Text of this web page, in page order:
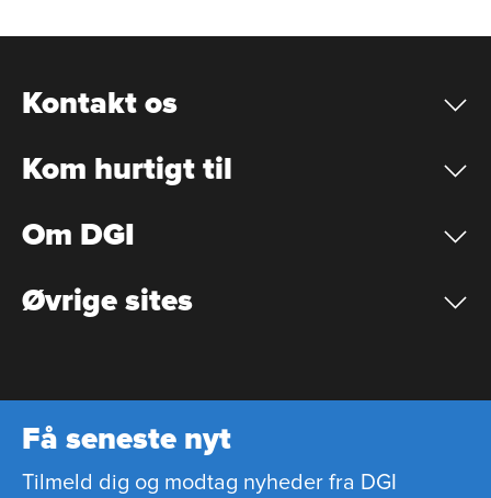
Kontakt os
Kom hurtigt til
Om DGI
Øvrige sites
Få seneste nyt
Tilmeld dig og modtag nyheder fra DGI